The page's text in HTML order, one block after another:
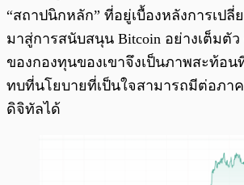
“สถาปนิกหลัก” ที่อยู่เบื้องหลังการเป
มาสู่การสนับสนุน Bitcoin อย่างเต็มตัว
ของกองทุนของเขาจึงเป็นภาพสะท้อน
ทบที่นโยบายที่เป็นใจสามารถมีต่อภา
ดิจิทัลได้